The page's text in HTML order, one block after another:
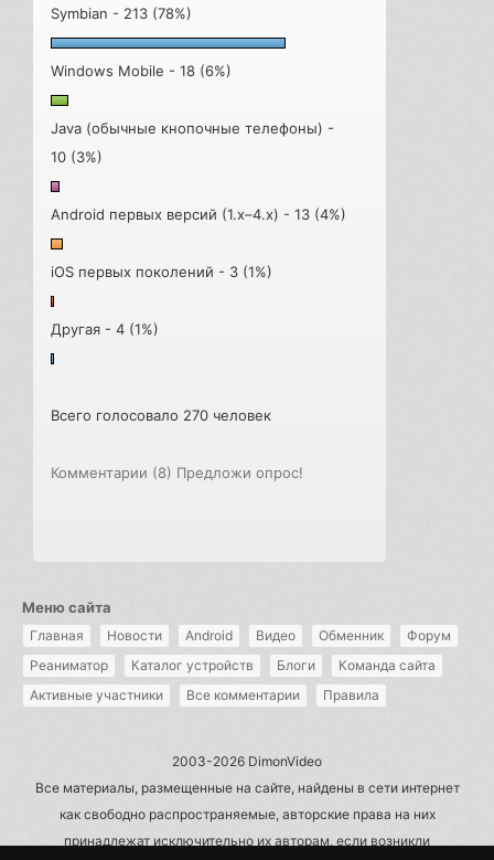
Symbian - 213 (78%)
Windows Mobile - 18 (6%)
Java (обычные кнопочные телефоны) -
10 (3%)
Android первых версий (1.x–4.x) - 13 (4%)
iOS первых поколений - 3 (1%)
Другая - 4 (1%)
Всего голосовало 270 человек
Комментарии (8) Предложи опрос!
Меню сайта
Главная Новости Android Видео Обменник
Форум
Реаниматор
Каталог устройств Блоги
Команда сайта
Активные участники
Все комментарии Правила
2003-2026 DimonVideo
Все материалы, размещенные на сайте, найдены в сети интернет
как свободно распространяемые, авторские права на них
принадлежат исключительно их авторам, если возникли